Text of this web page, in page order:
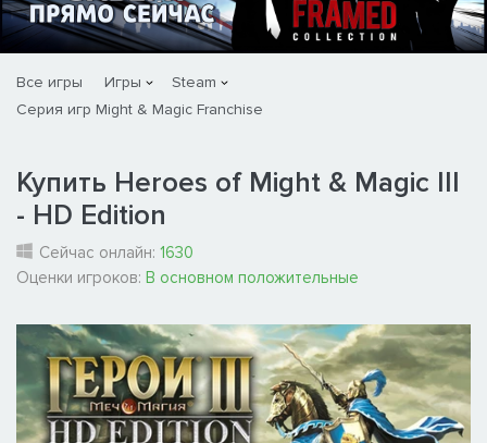
Все игры Игры
Steam
Серия игр Might & Magic Franchise
Купить Heroes of Might & Magic III
- HD Edition
Сейчас онлайн: 1630
Оценки игроков: В основном положительные